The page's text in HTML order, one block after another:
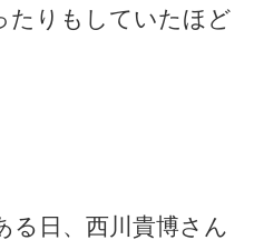
たりもしていたほど
る日、西川貴博さん